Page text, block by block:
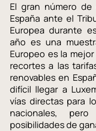
El gran número
España ante el
Europea durante
año es una
Europeo es la
recortes a las
renovables en
difícil llegar a
vías directas para
nacionales,
posibilidades de